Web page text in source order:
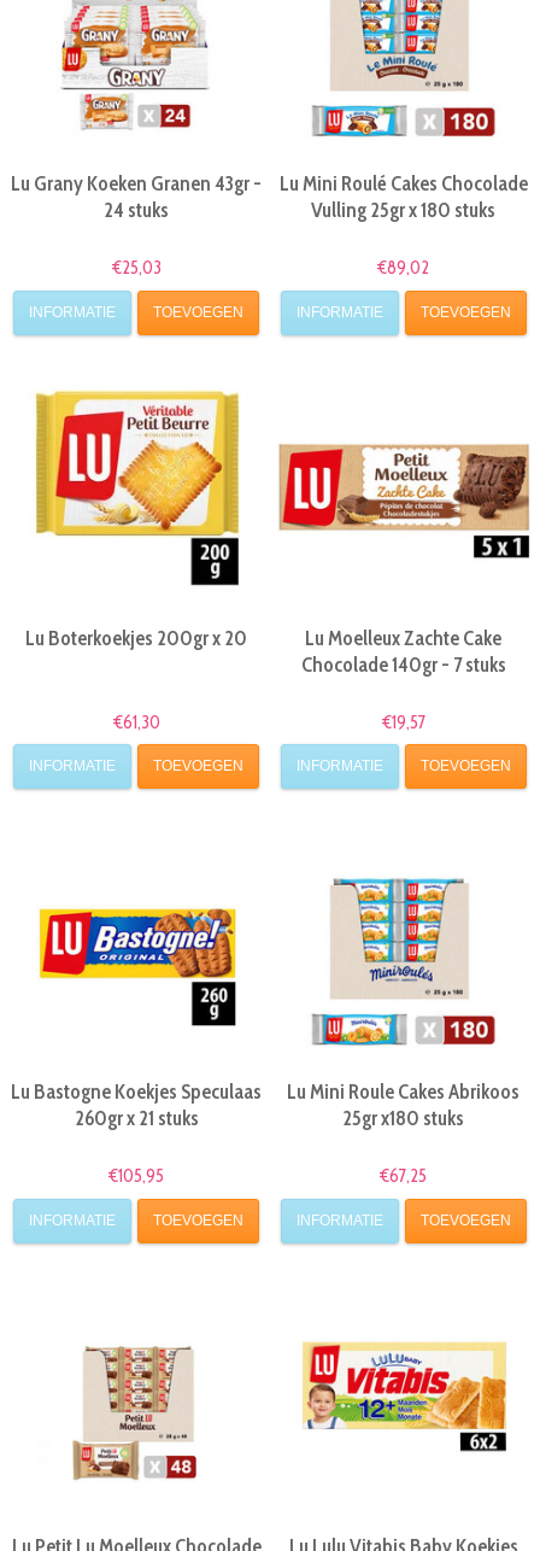
Lu Grany Koeken Granen 43gr -
24 stuks
€25,03
INFORMATIE TOEVOEGEN
Lu Mini Roulé Cakes Chocolade
Vulling 25gr x 180 stuks
€89,02
INFORMATIE TOEVOEGEN
Lu Boterkoekjes 200gr x 20
€61,30
INFORMATIE TOEVOEGEN
Lu Moelleux Zachte Cake
Chocolade 140gr - 7 stuks
€19,57
INFORMATIE TOEVOEGEN
Lu Bastogne Koekjes Speculaas
260gr x 21 stuks
€105,95
INFORMATIE TOEVOEGEN
Lu Mini Roule Cakes Abrikoos
25gr x180 stuks
€67,25
INFORMATIE TOEVOEGEN
Lu Petit Lu Moelleux Chocolade Lu Lulu Vitabis Baby Koekjes